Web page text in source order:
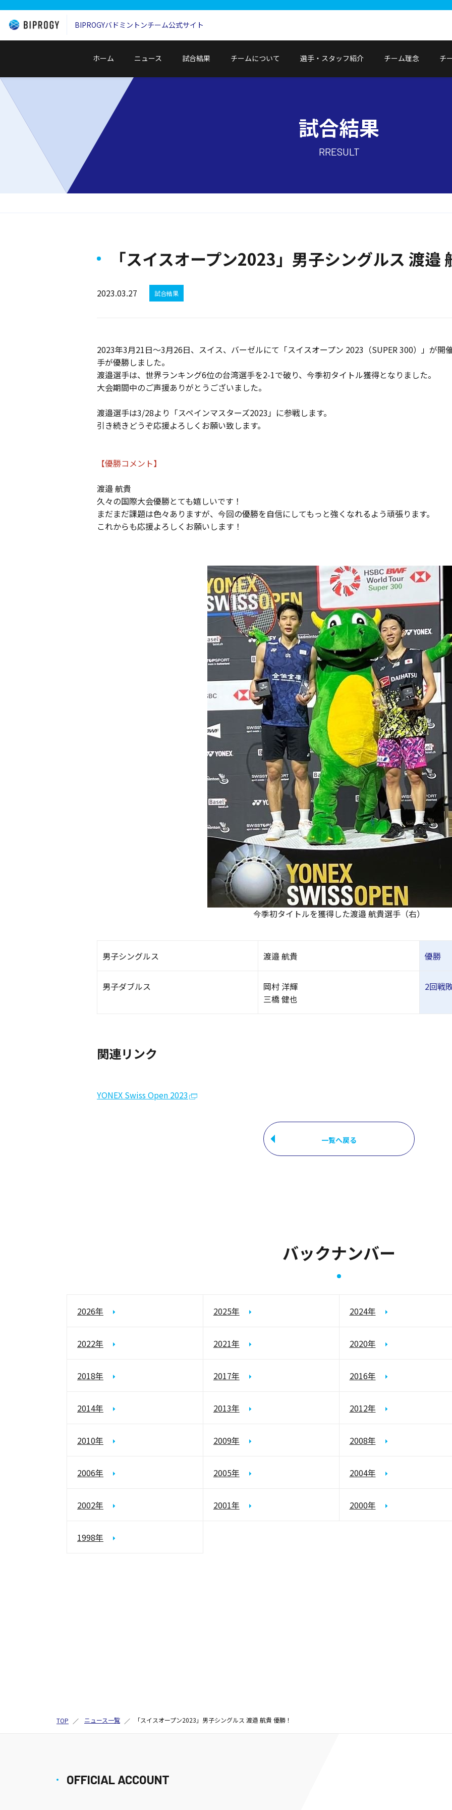
BIPROGYバドミントンチーム公式サイト
ホーム ニュース 試合結果 チームについて 選手・スタッフ紹介 チーム理念 チ
試合結果
RRESULT
「スイスオープン2023」男子シングルス 渡邉
2023.03.27 試合結果
2023年3月21日～3月26日、スイス、バーゼルにて「スイスオープン 2023（SUPER 300）」が開
手が優勝しました。
渡邉選手は、世界ランキング6位の台湾選手を2-1で破り、今季初タイトル獲得となりました。
大会期間中のご声援ありがとうございました。
渡邉選手は3/28より「スペインマスターズ2023」に参戦します。
引き続きどうぞ応援よろしくお願い致します。
【優勝コメント】
渡邉 航貴
久々の国際大会優勝とても嬉しいです！
まだまだ課題は色々ありますが、今回の優勝を自信にしてもっと強くなれるよう頑張ります。
これからも応援よろしくお願いします！
今季初タイトルを獲得した渡邉 航貴選手（右）
男子シングルス 渡邉 航貴 優勝
男子ダブルス
岡村 洋輝
三橋 健也
2回戦
関連リンク
YONEX Swiss Open 2023
一覧へ戻る
バックナンバー
2026年 2025年 2024年
2022年 2021年 2020年
2018年 2017年 2016年
2014年 2013年 2012年
2010年 2009年 2008年
2006年 2005年 2004年
2002年 2001年 2000年
1998年
TOP ニュース一覧 「スイスオープン2023」男子シングルス 渡邉 航貴 優勝！
OFFICIAL ACCOUNT